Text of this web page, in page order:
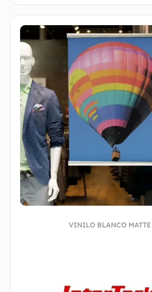
VINILO BLANCO MATTE